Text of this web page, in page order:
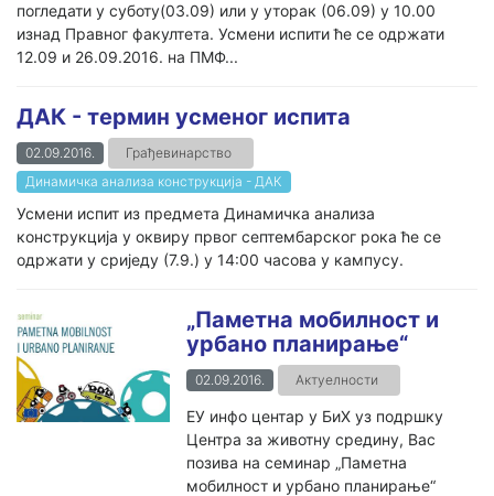
погледати у суботу(03.09) или у уторак (06.09) у 10.00
изнад Правног факултета. Усмени испити ће се одржати
12.09 и 26.09.2016. на ПМФ...
ДАК - термин усменог испита
02.09.2016.
Грађевинарство
Динамичка анализа конструкција - ДАК
Усмени испит из предмета Динамичка анализа
конструкција у оквиру првог септембарског рока ће се
одржати у сриједу (7.9.) у 14:00 часова у кампусу.
„Паметна мобилност и
урбано планирање“
02.09.2016. Актуелности
ЕУ инфо центар у БиХ уз подршку
Центра за животну средину, Вас
позива на семинар „Паметна
мобилност и урбано планирање“